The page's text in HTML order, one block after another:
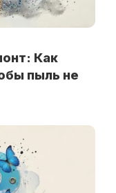
Как
пыль не